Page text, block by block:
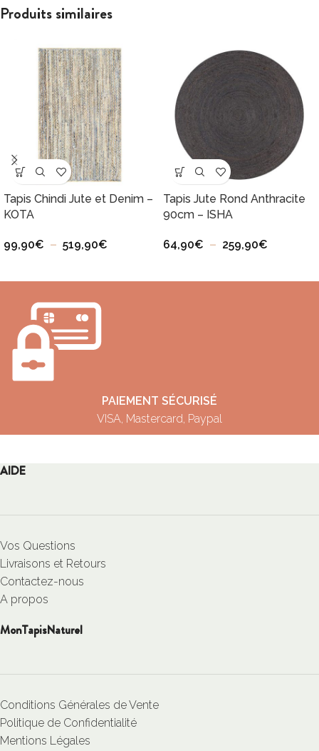
Produits similaires
Tapis Chindi Jute et Denim –
KOTA
99,90€ – 519,90€
Tapis Jute Rond Anthracite
90cm – ISHA
64,90€ – 259,90€
PAIEMENT SÉCURISÉ
VISA, Mastercard, Paypal
AIDE
Vos Questions
Livraisons et Retours
Contactez-nous
A propos
MonTapisNaturel
Conditions Générales de Vente
Politique de Confidentialité
Mentions Légales